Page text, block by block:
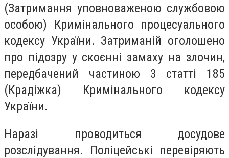
(Затримання уповноваженою службовою
особою) Кримінального процесуального
кодексу України. Затриманій оголошено
про підозру у скоєнні замаху на злочин,
передбачений частиною 3 статті 185
(Крадіжка) Кримінального кодексу
України.
Наразі проводиться досудове
розслідування. Поліцейські перевіряють